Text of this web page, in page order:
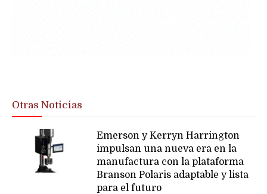
Otras Noticias
Emerson y Kerryn Harrington
impulsan una nueva era en la
manufactura con la plataforma
Branson Polaris adaptable y lista
para el futuro